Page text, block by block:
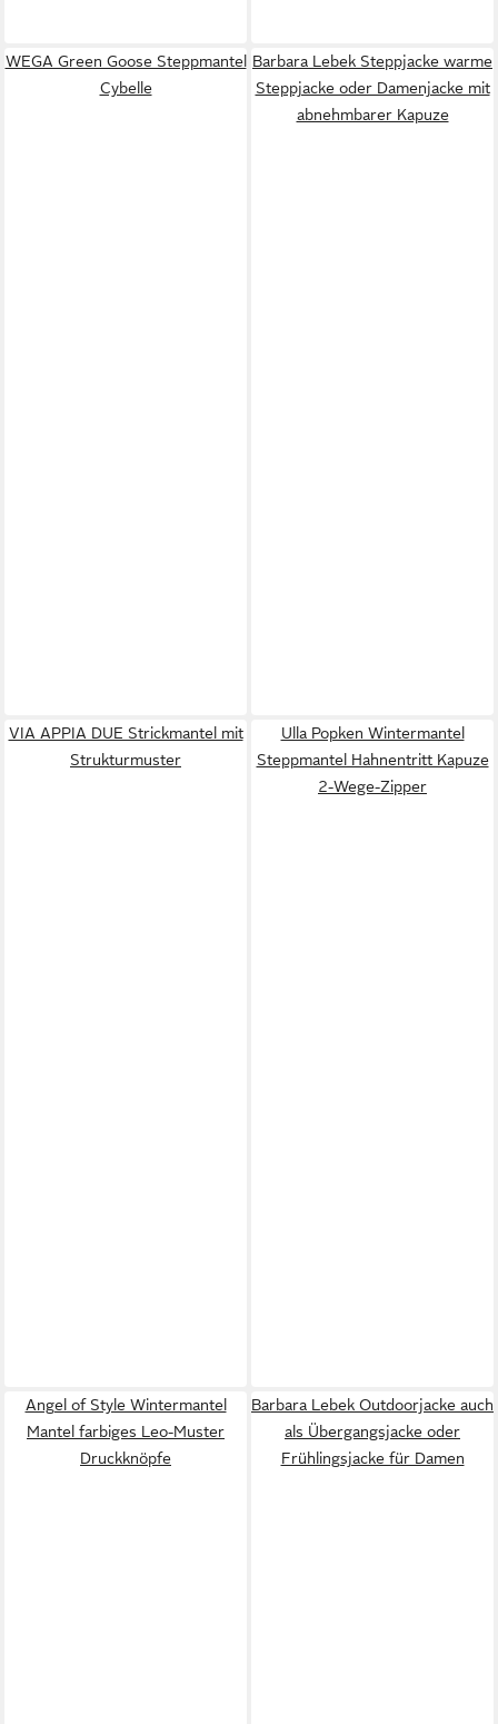
WEGA Green Goose Steppmantel
Cybelle
Barbara Lebek Steppjacke warme
Steppjacke oder Damenjacke mit
abnehmbarer Kapuze
VIA APPIA DUE Strickmantel mit
Strukturmuster
Ulla Popken Wintermantel
Steppmantel Hahnentritt Kapuze
2-Wege-Zipper
Angel of Style Wintermantel
Mantel farbiges Leo-Muster
Druckknöpfe
Barbara Lebek Outdoorjacke auch
als Übergangsjacke oder
Frühlingsjacke für Damen